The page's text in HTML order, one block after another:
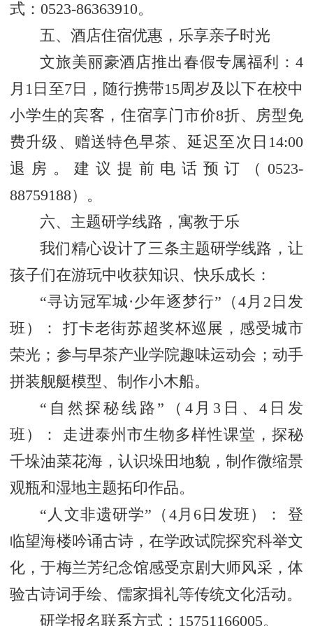
式：0523-86363910。
五、酒店住宿优惠，乐享亲子时光
文旅美丽豪酒店推出春假专属福利：4
月1日至7日，随行携带15周岁及以下在校中
小学生的宾客，住宿享门市价8折、房型免
费升级、赠送特色早茶、延迟至次日14:00
退房。建议提前电话预订（0523-
88759188）。
六、主题研学线路，寓教于乐
我们精心设计了三条主题研学线路，让
孩子们在游玩中收获知识、快乐成长：
“寻访冠军城·少年逐梦行”（4月2日发
班）： 打卡老街苏超奖杯巡展，感受城市
荣光；参与早茶产业学院趣味运动会；动手
拼装舰艇模型、制作小木船。
“自然探秘线路”（4月3日、4日发
班）： 走进泰州市生物多样性课堂，探秘
千垛油菜花海，认识垛田地貌，制作微缩景
观瓶和湿地主题拓印作品。
“人文非遗研学”（4月6日发班）： 登
临望海楼吟诵古诗，在学政试院探究科举文
化，于梅兰芳纪念馆感受京剧大师风采，体
验古诗词手绘、儒家揖礼等传统文化活动。
研学报名联系方式：15751166005。